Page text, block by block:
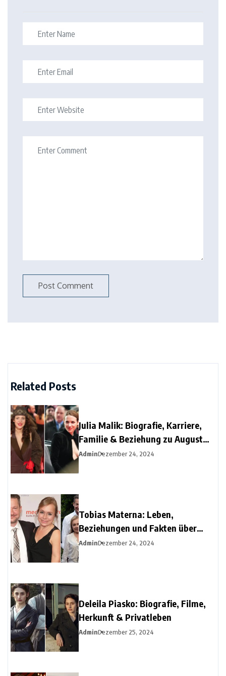
Related Posts
Julia Malik: Biografie, Karriere,
Familie & Beziehung zu August
Diehl
AdminDezember 24, 2024
Tobias Materna: Leben,
Beziehungen und Fakten über
Christine Urspruchs Ex-Ehemann
AdminDezember 24, 2024
Deleila Piasko: Biografie, Filme,
Herkunft & Privatleben
AdminDezember 25, 2024